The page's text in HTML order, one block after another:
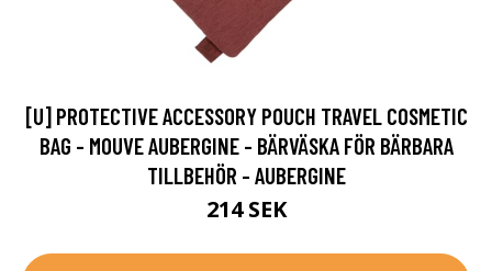
[U] PROTECTIVE ACCESSORY POUCH TRAVEL COSMETIC
BAG - MOUVE AUBERGINE - BÄRVÄSKA FÖR BÄRBARA
TILLBEHÖR - AUBERGINE
214 SEK